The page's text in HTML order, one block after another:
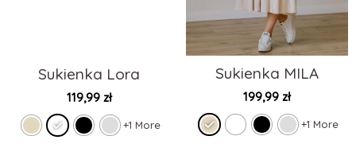
Sukienka Lora
119,99 zł
+1 More
Sukienka MILA
199,99 zł
+1 More